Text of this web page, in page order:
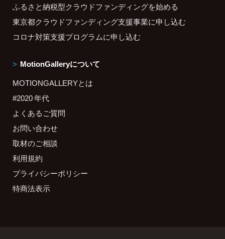
ふるさと納税型クラウドファンディングを始める
東京都クラウドファンディング支援事業に申し込む
コロナ対策支援プログラムに申し込む
MotionGalleryについて
MOTIONGALLERYとは
#2020 年代
よくあるご質問
お問い合わせ
取材のご相談
利用規約
プライバシーポリシー
特商法表示